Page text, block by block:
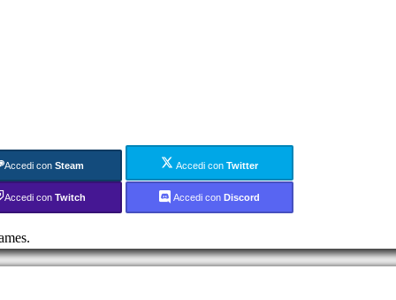
Accedi con Steam Accedi conTwitter
Accedi con Twitch Accedi con Discord